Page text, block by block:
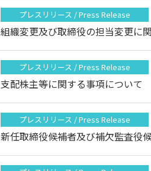
プレスリリース / Press Release
組織変更及び取締役の担当変更に
プレスリリース / Press Release
支配株主等に関する事項について
プレスリリース / Press Release
新任取締役候補者及び補欠監査役